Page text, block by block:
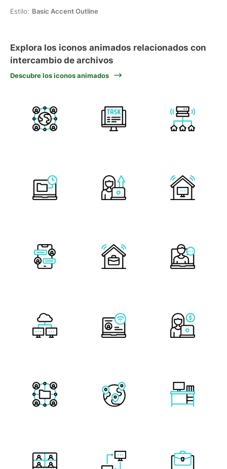
Estilo: Basic Accent Outline
Explora los iconos animados relacionados con
intercambio de archivos
Descubre los iconos animados